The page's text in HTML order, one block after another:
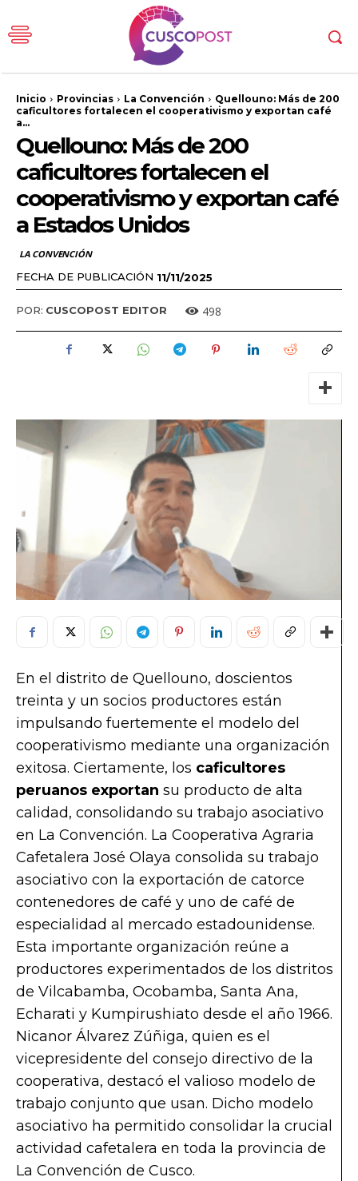
Inicio Provincias La Convención
Quellouno: Más de 200
caficultores fortalecen el cooperativismo y exportan café
a...
Quellouno: Más de 200
caficultores fortalecen el
cooperativismo y exportan café
a Estados Unidos
LA CONVENCIÓN
FECHA DE PUBLICACIÓN 11/11/2025
POR: CUSCOPOST EDITOR 498
En el distrito de Quellouno, doscientos
treinta y un socios productores están
impulsando fuertemente el modelo del
cooperativismo mediante una organización
exitosa. Ciertamente, los caficultores
peruanos exportan su producto de alta
calidad, consolidando su trabajo asociativo
en La Convención. La Cooperativa Agraria
Cafetalera José Olaya consolida su trabajo
asociativo con la exportación de catorce
contenedores de café y uno de café de
especialidad al mercado estadounidense.
Esta importante organización reúne a
productores experimentados de los distritos
de Vilcabamba, Ocobamba, Santa Ana,
Echarati y Kumpirushiato desde el año 1966.
Nicanor Álvarez Zúñiga, quien es el
vicepresidente del consejo directivo de la
cooperativa, destacó el valioso modelo de
trabajo conjunto que usan. Dicho modelo
asociativo ha permitido consolidar la crucial
actividad cafetalera en toda la provincia de
La Convención de Cusco.